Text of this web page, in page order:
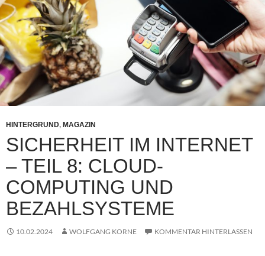
HINTERGRUND, MAGAZIN
SICHERHEIT IM INTERNET
– TEIL 8: CLOUD-
COMPUTING UND
BEZAHLSYSTEME
10.02.2024 WOLFGANG KORNE KOMMENTAR HINTERLASSEN